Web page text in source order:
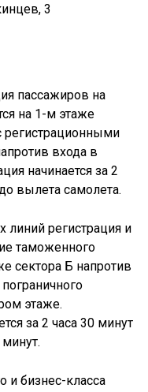
3
пассажиров на
на 1-м этаже
регистрационными
входа в
начинается за 2
вылета самолета.
регистрация и
таможенного
сектора Б напротив
этаже.
за 2 часа 30 минут
и бизнес-класса